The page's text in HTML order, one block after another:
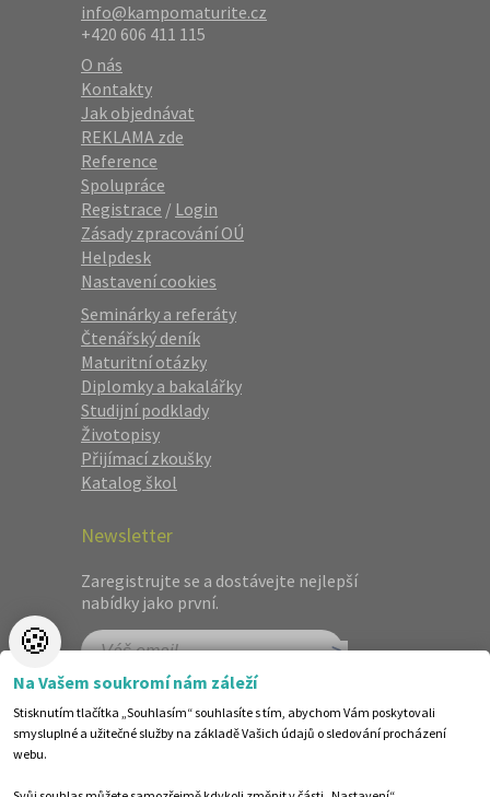
info@kampomaturite.cz
+420 606 411 115
O nás
Kontakty
Jak objednávat
REKLAMA zde
Reference
Spolupráce
Registrace / Login
Zásady zpracování OÚ
Helpdesk
Nastavení cookies
Seminárky a referáty
Čtenářský deník
Maturitní otázky
Diplomky a bakalářky
Studijní podklady
Životopisy
Přijímací zkoušky
Katalog škol
Newsletter
Zaregistrujte se a dostávejte nejlepší
nabídky jako první.
🍪
Na Vašem soukromí nám záleží
Stisknutím tlačítka „Souhlasím“ souhlasíte s tím, abychom Vám poskytovali
smysluplné a užitečné služby na základě Vašich údajů o sledování procházení
webu.